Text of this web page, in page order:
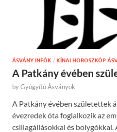
ÁSVÁNY INFÓK / KÍNAI HOROSZKÓP
A Patkány évében
byGyógyító Ásványok
A Patkány évében születettek
évezredek óta foglalkozik az
csillagállásokkal és bolygókkal.